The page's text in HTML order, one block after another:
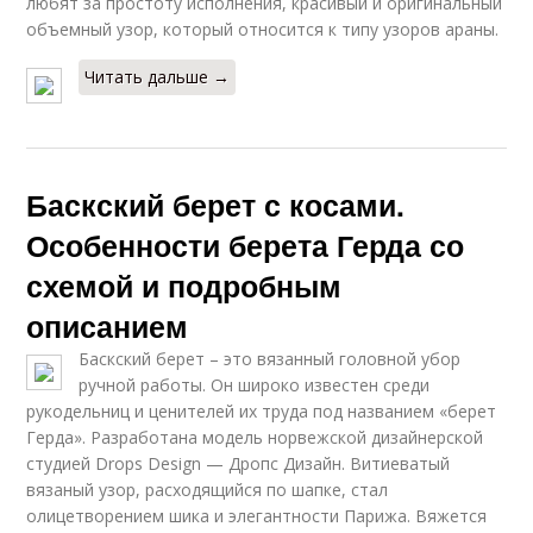
объемный узор, который относится к типу узоров араны.
Читать дальше →
Баскский берет с косами.
Особенности берета Герда со
схемой и подробным
описанием
Баскский берет – это вязанный головной убор
ручной работы. Он широко известен среди
рукодельниц и ценителей их труда под названием «берет
Герда». Разработана модель норвежской дизайнерской
студией Drops Design — Дропс Дизайн. Витиеватый
вязаный узор, расходящийся по шапке, стал
олицетворением шика и элегантности Парижа. Вяжется